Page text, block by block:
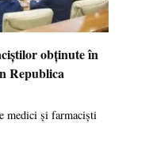
obținute în
Republica
medici și farmaciști